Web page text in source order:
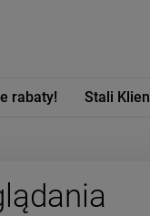
rabaty! Stali